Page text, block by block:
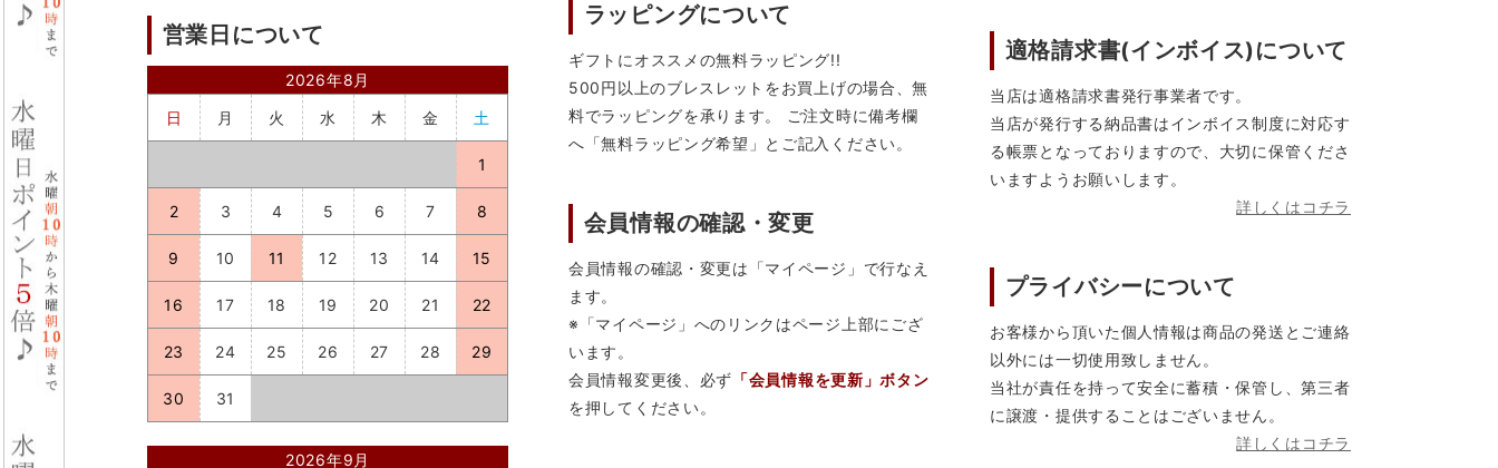
営業日について
2026年8月
日
月 火 水 木 金 土
1
2 3 4 5 6 7 8
9 10 11 12 13 14 15
16 17 18 19 20 21 22
23 24 25 26 27 28 29
30 31
2026年9月
ラッピングについて
ギフトにオススメの無料ラッピング!!
500円以上のブレスレットをお買上げの場合、無
料でラッピングを承ります。 ご注文時に備考欄
へ「無料ラッピング希望」とご記入ください。
会員情報の確認・変更
会員情報の確認・変更は「マイページ」で行なえ
ます。
※「マイページ」へのリンクはページ上部にござ
います。
会員情報変更後、必ず 「会員情報を更新」ボタン
を押してください。
適格請求書(インボイス)について
当店は適格請求書発行事業者です。
当店が発行する納品書はインボイス制度に対応す
る帳票となっておりますので、大切に保管くださ
いますようお願いします。
詳しくはコチラ
プライバシーについて
お客様から頂いた個人情報は商品の発送とご連絡
以外には一切使用致しません。
当社が責任を持って安全に蓄積・保管し、第三者
に譲渡・提供することはございません。
詳しくはコチラ